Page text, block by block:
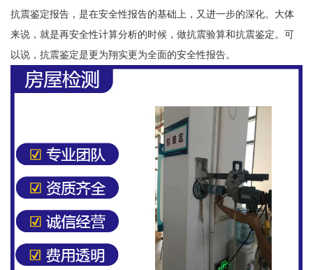
抗震鉴定报告，是在安全性报告的基础上，又进一步的深化。大体
来说，就是再安全性计算分析的时候，做抗震验算和抗震鉴定。可
以说，抗震鉴定是更为翔实更为全面的安全性报告。